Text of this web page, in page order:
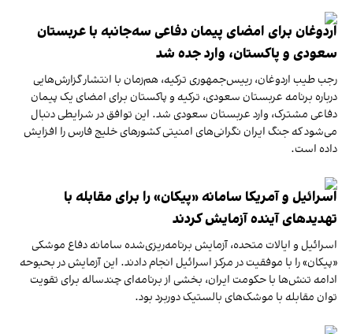
اردوغان برای امضای پیمان دفاعی سه‌جانبه با عربستان
سعودی و پاکستان، وارد جده شد
رجب طیب اردوغان، رییس‌جمهوری ترکیه، هم‌زمان با انتشار گزارش‌هایی
درباره برنامه عربستان سعودی، ترکیه و پاکستان برای امضای یک پیمان
دفاعی مشترک، وارد عربستان سعودی شد. این توافق در شرایطی دنبال
می‌شود که جنگ ایران نگرانی‌های امنیتی کشورهای خلیج فارس را افزایش
داده است.
اسرائیل و آمریکا سامانه «پیکان» را برای مقابله با
تهدیدهای آینده آزمایش کردند
اسرائیل و ایالات متحده، آزمایش برنامه‌ریزی‌شده سامانه دفاع موشکی
«پیکان» را با موفقیت در مرکز اسرائیل انجام دادند. این آزمایش در بحبوحه
ادامه تنش‌ها با حکومت ایران، بخشی از برنامه‌ای چندساله برای تقویت
توان مقابله با موشک‌های بالستیک دوربرد بود.